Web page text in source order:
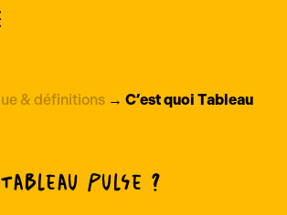
& définitions → C’est quoi Tableau
Pulse ?